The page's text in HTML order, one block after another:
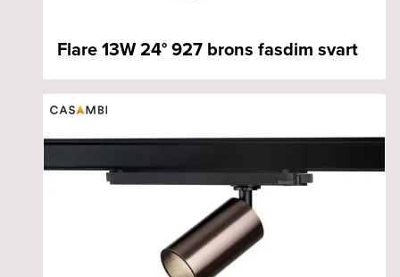
Flare 13W 24° 927 brons fasdim svart